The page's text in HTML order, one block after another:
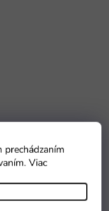
prechádzaním
Viac